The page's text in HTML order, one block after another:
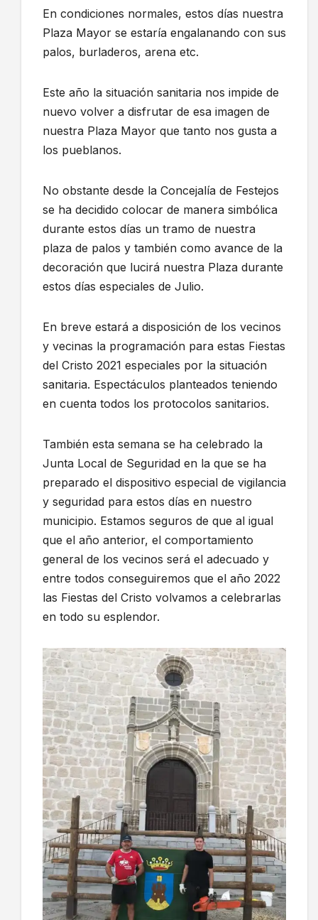
En condiciones normales, estos días nuestra
Plaza Mayor se estaría engalanando con sus
palos, burladeros, arena etc.
Este año la situación sanitaria nos impide de
nuevo volver a disfrutar de esa imagen de
nuestra Plaza Mayor que tanto nos gusta a
los pueblanos.
No obstante desde la Concejalía de Festejos
se ha decidido colocar de manera simbólica
durante estos días un tramo de nuestra
plaza de palos y también como avance de la
decoración que lucirá nuestra Plaza durante
estos días especiales de Julio.
En breve estará a disposición de los vecinos
y vecinas la programación para estas Fiestas
del Cristo 2021 especiales por la situación
sanitaria. Espectáculos planteados teniendo
en cuenta todos los protocolos sanitarios.
También esta semana se ha celebrado la
Junta Local de Seguridad en la que se ha
preparado el dispositivo especial de vigilancia
y seguridad para estos días en nuestro
municipio. Estamos seguros de que al igual
que el año anterior, el comportamiento
general de los vecinos será el adecuado y
entre todos conseguiremos que el año 2022
las Fiestas del Cristo volvamos a celebrarlas
en todo su esplendor.